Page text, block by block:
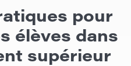
pour
élèves dans
supérieur